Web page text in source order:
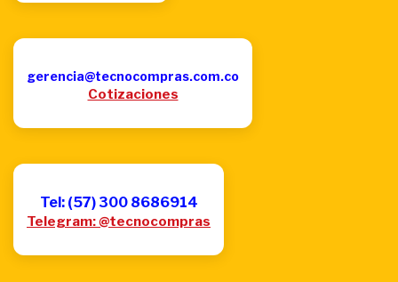
gerencia@tecnocompras.com.co
Cotizaciones
Tel: (57) 300 8686914
Telegram: @tecnocompras